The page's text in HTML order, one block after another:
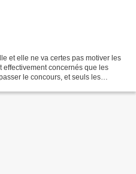
et elle ne va certes pas motiver les
concernés que les
le concours, et seuls les